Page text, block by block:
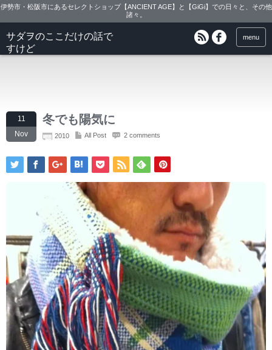
伊勢市・松阪市にあるセレクトショップ【ANCIENT AGE】と【GiGi】での日々と、その他
諸々。
サダヲのここだけの話で
すけど
menu
11
Nov
冬でも陽気に
2010 All Post 2 comments